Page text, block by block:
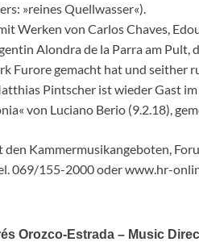
»reines Quellwasser«).
Werken von Carlos Chaves,
Alondra de la Parra am Pult,
Furore gemacht hat und seither
Pintscher ist wieder Gast im
von Luciano Berio (9.2.18),
den Kammermusikangeboten,
069/155-2000 oder www.hr-
Orozco-Estrada – Music